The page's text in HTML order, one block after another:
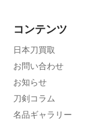
コンテンツ
日本刀買取
お問い合わせ
お知らせ
刀剣コラム
名品ギャラリー